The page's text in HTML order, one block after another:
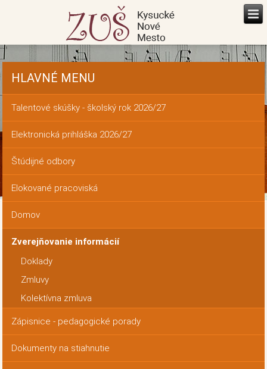
HLAVNÉ MENU
Talentové skúšky - školský rok 2026/27
Elektronická prihláška 2026/27
Štúdijné odbory
Elokované pracoviská
Domov
Zverejňovanie informácií
Doklady
Zmluvy
Kolektívna zmluva
Zápisnice - pedagogické porady
Dokumenty na stiahnutie